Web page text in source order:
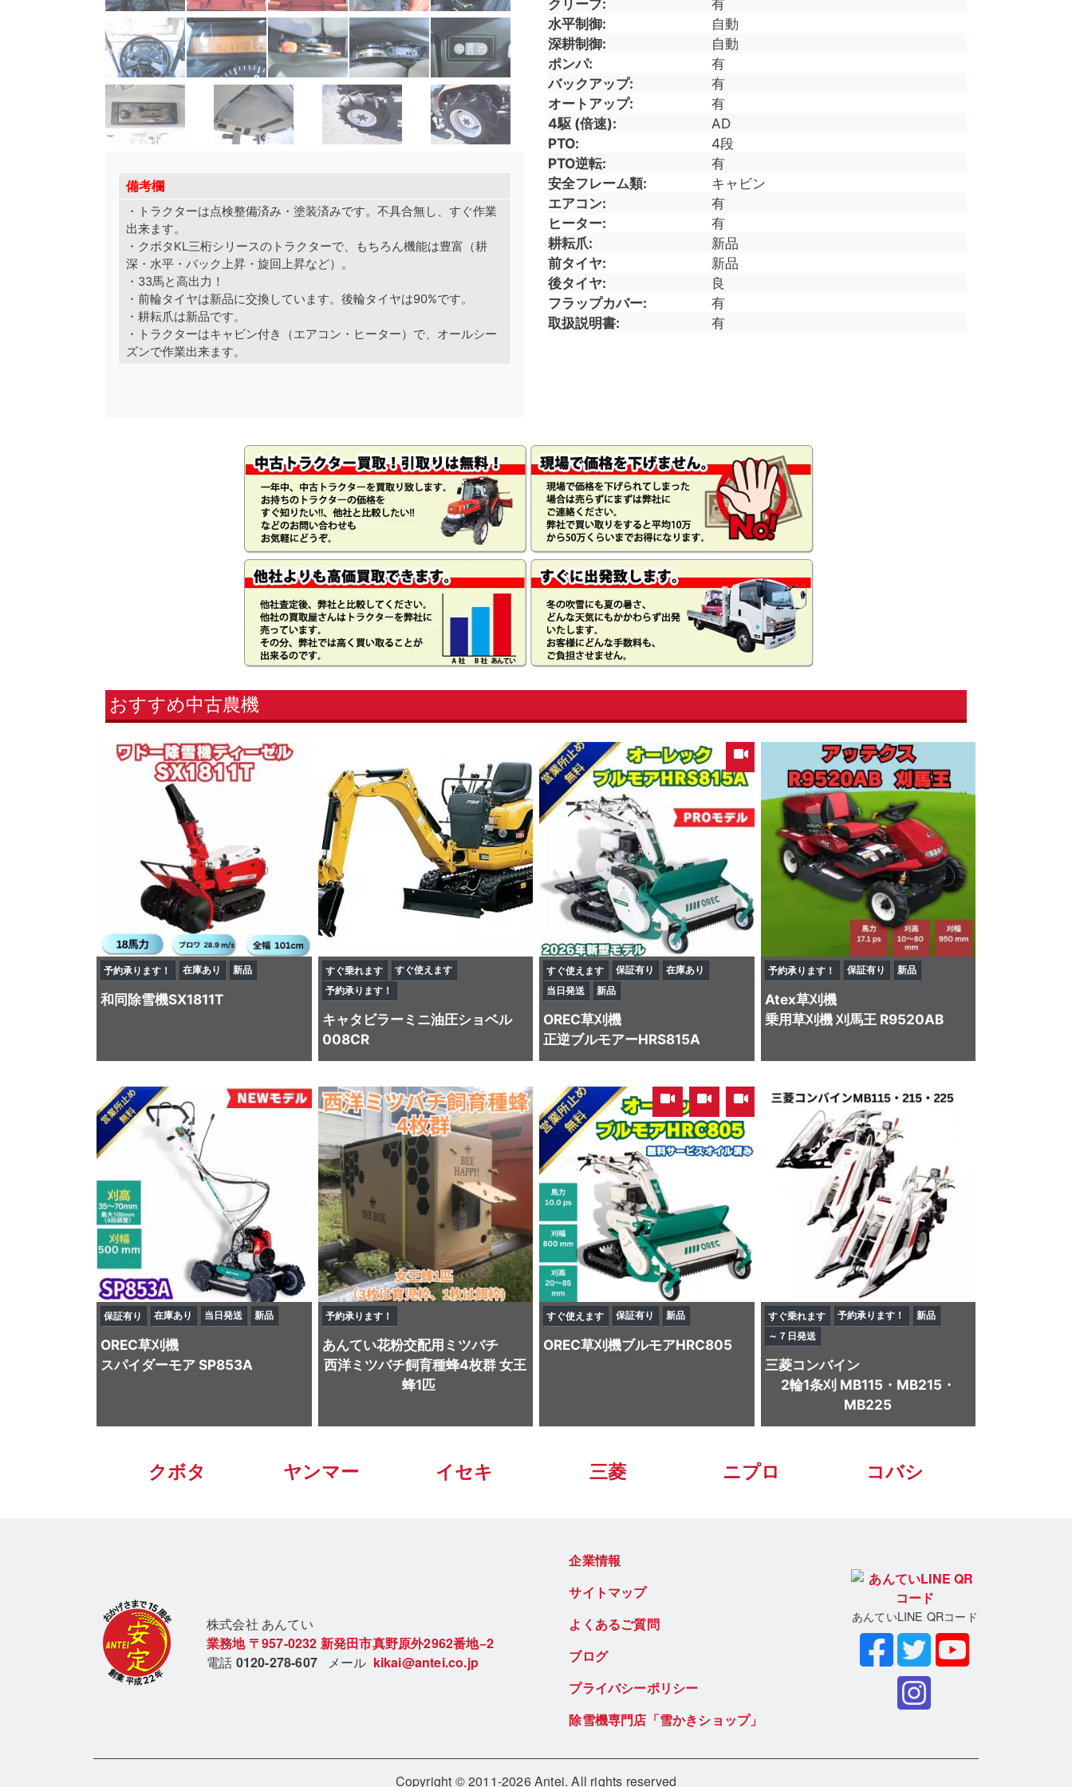
備考欄
・トラクターは点検整備済み・塗装済みです。不具合無し、すぐ作業
出来ます。
・クボタKL三桁シリースのトラクターで、もちろん機能は豊富（耕
深・水平・バック上昇・旋回上昇など）。
・33馬と高出力！
・前輪タイヤは新品に交換しています。後輪タイヤは90%です。
・耕耘爪は新品です。
・トラクターはキャビン付き（エアコン・ヒーター）で、オールシー
ズンで作業出来ます。
クリープ
有
水平制御
自動
深耕制御
自動
ポンパ
有
バックアップ
有
オートアップ
有
4駆 (倍速)
AD
PTO
4段
PTO逆転
有
安全フレーム類
キャビン
エアコン
有
ヒーター
有
耕耘爪
新品
前タイヤ
新品
後タイヤ
良
フラップカバー
有
取扱説明書
有
おすすめ中古農機
予約承ります！ 在庫あり 新品
和同除雪機SX1811T
すぐ乗れます
すぐ使えます
予約承ります！
キャタビラーミニ油圧ショベル
008CR
すぐ使えます 保証有り
在庫あり
当日発送
新品
OREC草刈機
正逆ブルモアーHRS815A
予約承ります！ 保証有り 新品
Atex草刈機
乗用草刈機 刈馬王 R9520AB
保証有り 在庫あり 当日発送 新品
OREC草刈機
スパイダーモア SP853A
予約承ります！
あんてい花粉交配用ミツバチ
西洋ミツバチ飼育種蜂4枚群 女王
蜂1匹
,
すぐ使えます 保証有り 新品
OREC草刈機ブルモアHRC805
すぐ乗れます 予約承ります！
新品
～７日発送
三菱コンバイン
2輪1条刈 MB115・MB215・
MB225
クボタ ヤンマー イセキ 三菱 ニプロ コバシ
株式会社 あんてい
業務地 〒957-0232 新発田市真野原外2962番地−2
電話 0120-278-607 メール kikai@antei.co.jp
企業情報
サイトマップ
よくあるご質問
ブログ
プライバシーポリシー
除雪機専門店「雪かきショップ」
あんていLINE QRコード
Copyright © 2011-2026 Antei. All rights reserved